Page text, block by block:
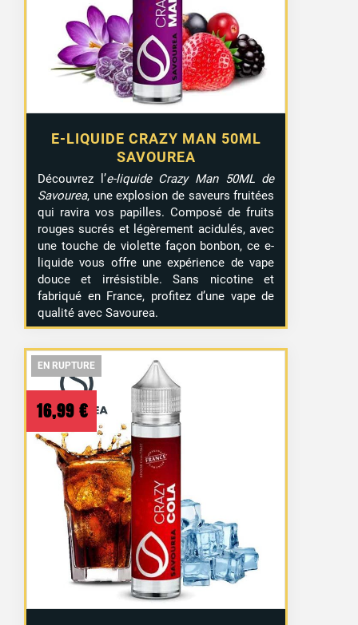
E-LIQUIDE CRAZY MAN 50ML
SAVOUREA
Découvrez l’e-liquide Crazy Man 50ML de
Savourea, une explosion de saveurs fruitées
qui ravira vos papilles. Composé de fruits
rouges sucrés et légèrement acidulés, avec
une touche de violette façon bonbon, ce e-
liquide vous offre une expérience de vape
douce et irrésistible. Sans nicotine et
fabriqué en France, profitez d’une vape de
qualité avec Savourea.
EN RUPTURE
EN RUPTURE
16,99 €
EN RUPTURE